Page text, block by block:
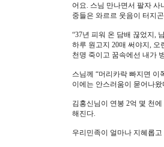
어요. 스님 만나면서 팔자
중들은 와르르 웃음이 터지
“37년 피워 온 담배 끊었지,
하루 원고지 20매 써야지,
천명 죽이고 꿈속에선 내가
스님께 “머리카락 빠지면 이
이에는 안스러움이 묻어나왔
김홍신님이 연봉 2억 몇 천
해진다.
우리민족이 얼마나 지혜롭